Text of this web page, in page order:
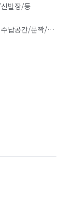
발장/등
납공간/문짝/
트 등